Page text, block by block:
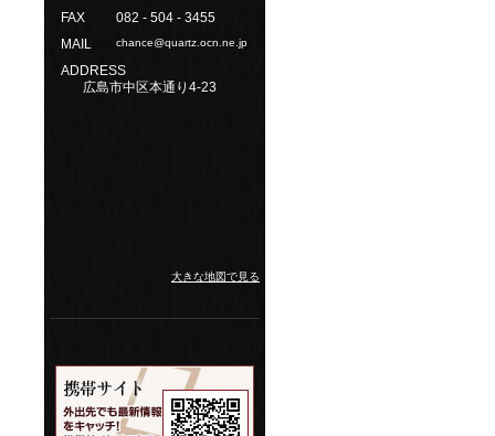
FAX
082 - 504 - 3455
MAIL
chance@quartz.ocn.ne.jp
ADDRESS
広島市中区本通り4-23
大きな地図で見る